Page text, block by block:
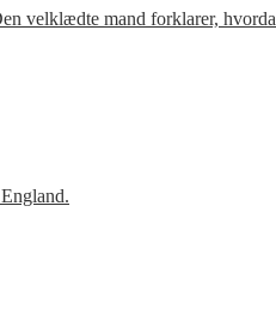
velklædte mand forklarer,